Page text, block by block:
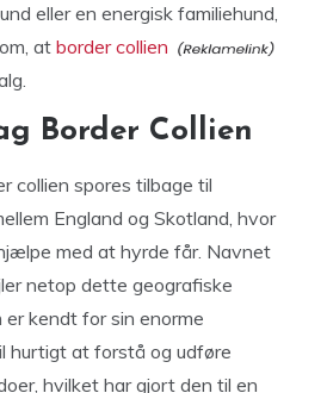
eller en energisk familiehund,
atborder collien
Border Collien
collien spores tilbage til
England og Skotland, hvor
med at hyrde får. Navnet
netop dette geografiske
kendt for sin enorme
hurtigt at forstå og udføre
hvilket har gjort den til en